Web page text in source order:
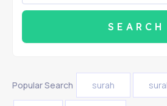
Popular Search surah